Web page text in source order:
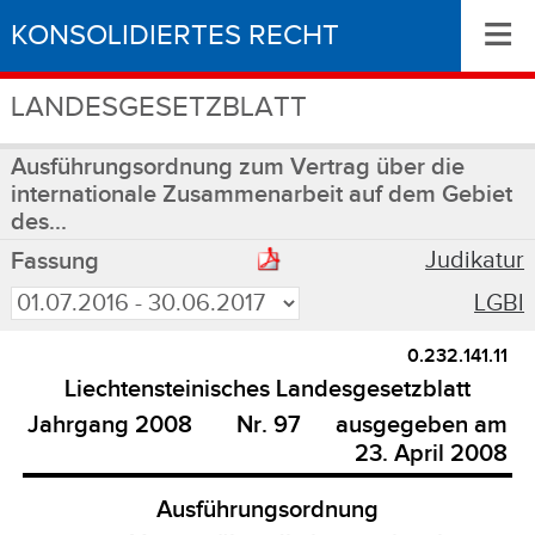
KONSOLIDIERTES RECHT
LANDESGESETZBLATT
≡
Ausführungsordnung zum Vertrag über die
internationale Zusammenarbeit auf dem Gebiet
des...
Fassung
Judikatur
LGBl